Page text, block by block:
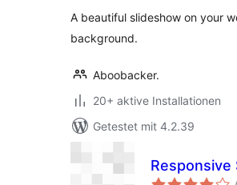
A beautiful slideshow on your
background.
Aboobacker.
20+ aktive Installationen
Getestet mit 4.2.39
Responsive